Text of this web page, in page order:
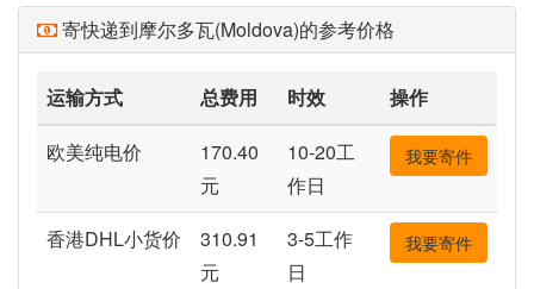
寄快递到摩尔多瓦(Moldova)的参考价格
运输方式 总费用 时效
操作
欧美纯电价
170.40
元
10-20工
作日
我要寄件
香港DHL小货价
310.91
元
3-5工作
日
我要寄件